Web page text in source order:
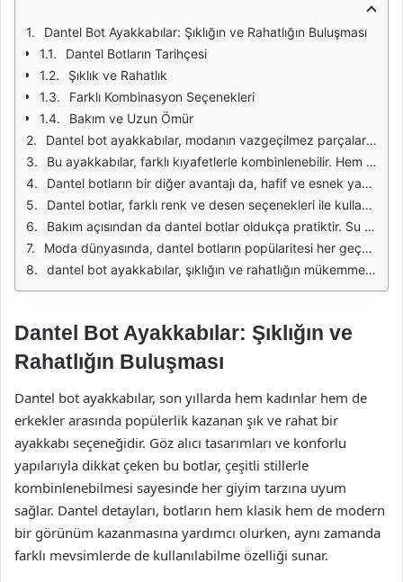
Dantel Bot Ayakkabılar: Şıklığın ve Rahatlığın Buluşması
Dantel Botların Tarihçesi
Şıklık ve Rahatlık
Farklı Kombinasyon Seçenekleri
Bakım ve Uzun Ömür
Dantel bot ayakkabılar, modanın vazgeçilmez parçalarından biri haline gelmiştir. Bu ayakkabılar, hem şık görünümü hem de sunduğu konfor ile dikkat çekmektedir. Özellikle son yıllarda, çeşitli stillerle bir araya gelerek kullanıcıların farklı zevklerine hitap etmektedir. Dantel detayları, ayakkabılara zarif bir dokunuş katarken, rahat bir kullanım deneyimi sunar.
Bu ayakkabılar, farklı kıyafetlerle kombinlenebilir. Hem günlük hem de özel günlerde tercih edilebilen dantel botlar, şıklığı ve rahatlığı bir arada sunar. Kot pantolonlar, elbiseler ya da eteklerle mükemmel bir uyum sağlar. Özellikle soğuk havalarda, şıklığınızı koruyarak sizi sıcak tutar. Dantel detayları, her tarzda giyilebilirlik açısından büyük bir avantaj sağlar.
Dantel botların bir diğer avantajı da, hafif ve esnek yapısıdır. Bu sayede, gün boyu ayakta kalmanıza rağmen konforunuzdan ödün vermez. İç kısmındaki yumuşak astar, ayaklarınızın rahat etmesini sağlar. Ayrıca, dantel tasarımının sağladığı hava geçirgenliği, ayaklarınızın ferah kalmasına yardımcı olur.
Dantel botlar, farklı renk ve desen seçenekleri ile kullanıcıların beğenisine sunulmaktadır. Klasik siyah ve kahverengi tonlarının yanı sıra, daha cesur renkler de tercih edilebilir. Bu çeşitlilik, kullanıcıların kendi tarzlarını yansıtmalarına olanak tanır. Aynı zamanda, farklı dantel tasarımları sayesinde her yaş grubuna hitap eder.
Bakım açısından da dantel botlar oldukça pratiktir. Su geçirmez özellikleri, kirlendiğinde kolayca temizlenmesini sağlar. Doğru bakım ile uzun ömürlü kullanılabilirler. Ayrıca, dantel detaylarının dayanıklılığı, ayakkabıların estetik görünümünü uzun süre korumasına yardımcı olur.
Moda dünyasında, dantel botların popülaritesi her geçen gün artmaktadır. Ünlü tasarımcılar tarafından da sıkça tercih edilmektedir. Bu ayakkabılar, birçok defilede ve moda gösterisinde yer alarak, stilin önemli bir parçası haline gelmiştir. Kullanıcılar, dantel botlarıyla hem şık hem de modern bir görünüm elde edebilir.
dantel bot ayakkabılar, şıklığın ve rahatlığın mükemmel bir birleşimini sunmaktadır. Herkesin dolabında yer alması gereken bu ayakkabılar, hem günlük yaşamda hem de özel günlerde rahatlıkla kullanılabilir. Dantel detaylarıyla zenginleştirilmiş tasarımlar, modanın dinamik yapısına ayak uydurarak stilinizi tamamlar.
Dantel Bot Ayakkabılar: Şıklığın ve
Rahatlığın Buluşması
Dantel bot ayakkabılar, son yıllarda hem kadınlar hem de
erkekler arasında popülerlik kazanan şık ve rahat bir
ayakkabı seçeneğidir. Göz alıcı tasarımları ve konforlu
yapılarıyla dikkat çeken bu botlar, çeşitli stillerle
kombinlenebilmesi sayesinde her giyim tarzına uyum
sağlar. Dantel detayları, botların hem klasik hem de modern
bir görünüm kazanmasına yardımcı olurken, aynı zamanda
farklı mevsimlerde de kullanılabilme özelliği sunar.